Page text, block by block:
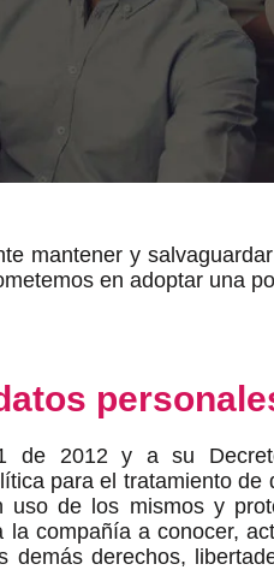
mantener y
en adoptar una
de 2012 y a su
para el tratamiento
de los mismos y
compañía a conocer,
derechos,